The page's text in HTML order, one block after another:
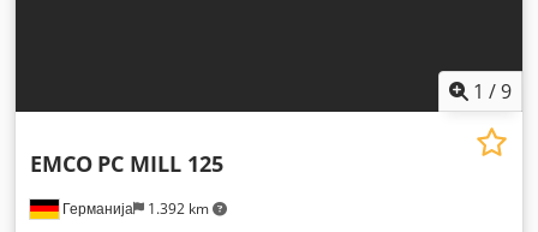
1 /9
Германија 1.392 km
EMCO PC MILL 125